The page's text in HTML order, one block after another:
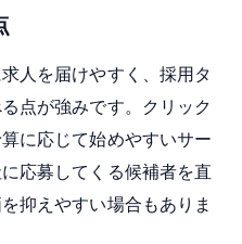
人を届けやすく、採用タ
点が強みです。クリック
に応じて始めやすいサー
応募してくる候補者を直
抑えやすい場合もありま